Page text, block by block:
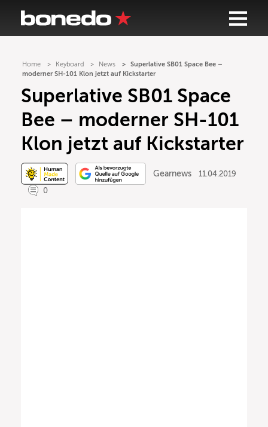
Home Keyboard News
Superlative SB01 Space Bee –
moderner SH-101 Klon jetzt auf Kickstarter
Superlative SB01 Space
Bee – moderner SH-101
Klon jetzt auf Kickstarter
Gearnews
11.04.2019
0